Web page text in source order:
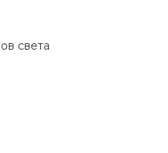
света